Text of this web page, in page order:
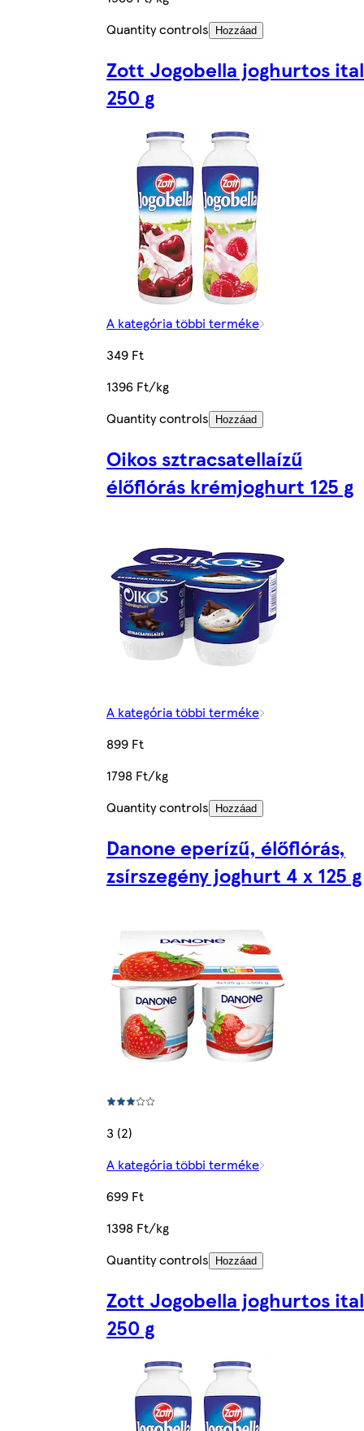
Quantity controls
Hozzáad
Zott Jogobella joghurtos ital
250 g
A kategória többi terméke
349 Ft
1396 Ft/kg
Quantity controls
Hozzáad
Oikos sztracsatellaízű
élőflórás krémjoghurt 125 g
A kategória többi terméke
899 Ft
1798 Ft/kg
Quantity controls
Hozzáad
Danone eperízű, élőflórás,
zsírszegény joghurt 4 x 125 g
3 (2)
A kategória többi terméke
699 Ft
1398 Ft/kg
Quantity controls
Hozzáad
Zott Jogobella joghurtos ital
250 g